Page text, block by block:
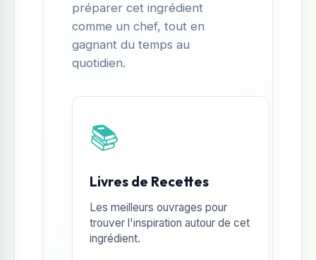
préparer cet ingrédient
comme un chef, tout en
gagnant du temps au
quotidien.
📚
Livres de Recettes
Les meilleurs ouvrages pour
trouver l'inspiration autour de cet
ingrédient.